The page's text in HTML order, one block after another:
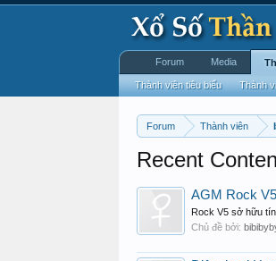
Forum Thành viên
Recent
AGM Rock
Rock V5 sở hữu
Chủ đề bởi:
Forum Media
Thành viên tiêu biểu Thành